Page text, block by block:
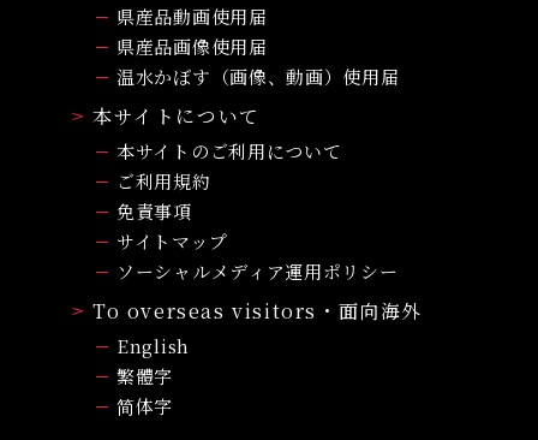
県産品動画使用届
県産品画像使用届
温水かぼす（画像、動画）使用届
本サイトについて
本サイトのご利用について
ご利用規約
免責事項
サイトマップ
ソーシャルメディア運用ポリシー
To overseas visitors・面向海外
English
繁體字
简体字